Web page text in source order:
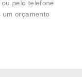
ou pelo telefone
orçamento